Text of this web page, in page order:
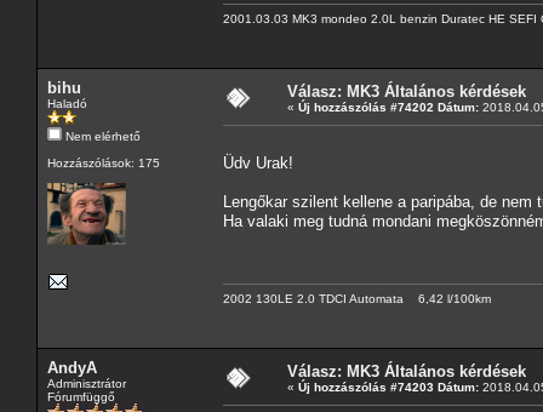
2001.03.03 MK3 mondeo 2.0L benzin Duratec HE
bihu
Haladó
Nem elérhető
Hozzászólások: 175
Válasz: MK3 Általános kérdések
« Új hozzászólás #74202 Dátum:
Üdv Urak!
Lengőkar szilent kellene a paripába, de
Ha valaki meg tudná mondani
2002 130LE 2.0 TDCI Automata 6,42 l/100km
AndyA
Adminisztrátor
Fórumfüggő
Válasz: MK3 Általános kérdések
« Új hozzászólás #74203 Dátum: